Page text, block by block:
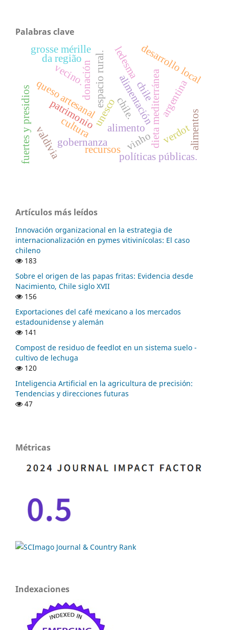
Palabras clave
alimentación
patrimonio
culturaunesco dieta mediterránea
alimento
donación
vecino.
gobernanza
políticas públicas.
desarrollo local
recursos
espacio rural. argentina
queso artesanal chile.
chile
verdot
grosse mérille
valdivia
ledesma
fuertes y presidios alimentos
vinho
da região
Artículos más leídos
Innovación organizacional en la estrategia de
internacionalización en pymes vitivinícolas: El caso
chileno
183
Sobre el origen de las papas fritas: Evidencia desde
Nacimiento, Chile siglo XVII
156
Exportaciones del café mexicano a los mercados
estadounidense y alemán
141
Compost de residuo de feedlot en un sistema suelo -
cultivo de lechuga
120
Inteligencia Artificial en la agricultura de precisión:
Tendencias y direcciones futuras
47
Métricas
Indexaciones